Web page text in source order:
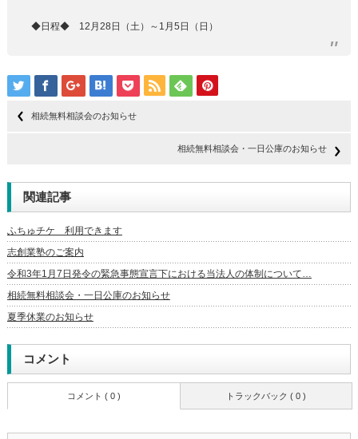
◆日程◆ 12月28日（土）～1月5日（日）
相続無料相談会のお知らせ
相続無料相談会・一日公庫のお知らせ
関連記事
ふちゅチケ 利用できます
志創業塾のご案内
令和3年1月7日発令の緊急事態宣言下における当法人の体制について…
相続無料相談会・一日公庫のお知らせ
夏季休業のお知らせ
コメント
トラックバック ( 0 )
コメント ( 0 )